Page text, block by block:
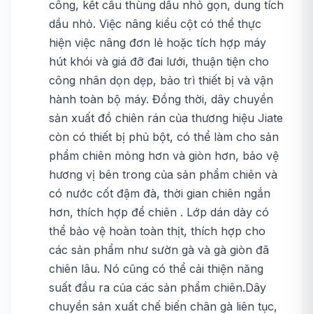
công, kết cấu thùng dầu nhỏ gọn, dung tích
dầu nhỏ. Việc nâng kiểu cột có thể thực
hiện việc nâng đơn lẻ hoặc tích hợp máy
hút khói và giá đỡ đai lưới, thuận tiện cho
công nhân dọn dẹp, bảo trì thiết bị và vận
hành toàn bộ máy. Đồng thời, dây chuyền
sản xuất đồ chiên rán của thương hiệu Jiate
còn có thiết bị phủ bột, có thể làm cho sản
phẩm chiên mỏng hơn và giòn hơn, bảo vệ
hương vị bên trong của sản phẩm chiên và
có nước cốt đậm đà, thời gian chiên ngắn
hơn, thích hợp để chiên . Lớp dán dày có
thể bảo vệ hoàn toàn thịt, thích hợp cho
các sản phẩm như sườn gà và gà giòn đã
chiên lâu. Nó cũng có thể cải thiện năng
suất đầu ra của các sản phẩm chiên.Dây
chuyền sản xuất chế biến chân gà liên tục,